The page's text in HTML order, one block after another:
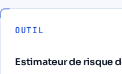
OUTIL
Estimateur de risque